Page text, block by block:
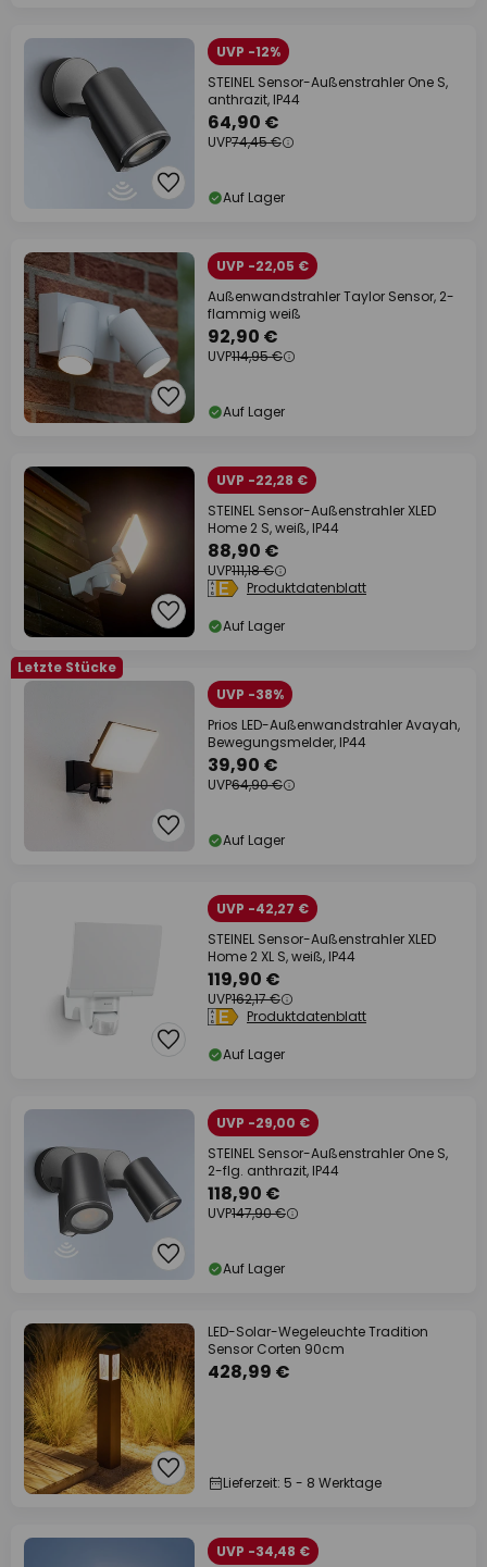
UVP -12%
STEINEL Sensor-Außenstrahler One S,
anthrazit, IP44
64,90 €
UVP74,45 €
Auf Lager
UVP -22,05 €
Außenwandstrahler Taylor Sensor, 2-
flammig weiß
92,90 €
UVP114,95 €
Auf Lager
UVP -22,28 €
STEINEL Sensor-Außenstrahler XLED
Home 2 S, weiß, IP44
88,90 €
UVP111,18 €
Produktdatenblatt
Auf Lager
Letzte Stücke
UVP -38%
Prios LED-Außenwandstrahler Avayah,
Bewegungsmelder, IP44
39,90 €
UVP64,90 €
Auf Lager
UVP -42,27 €
STEINEL Sensor-Außenstrahler XLED
Home 2 XL S, weiß, IP44
119,90 €
UVP162,17 €
Produktdatenblatt
Auf Lager
UVP -29,00 €
STEINEL Sensor-Außenstrahler One S,
2-flg. anthrazit, IP44
118,90 €
UVP147,90 €
Auf Lager
LED-Solar-Wegeleuchte Tradition
Sensor Corten 90cm
428,99 €
Lieferzeit: 5 - 8 Werktage
UVP -34,48 €